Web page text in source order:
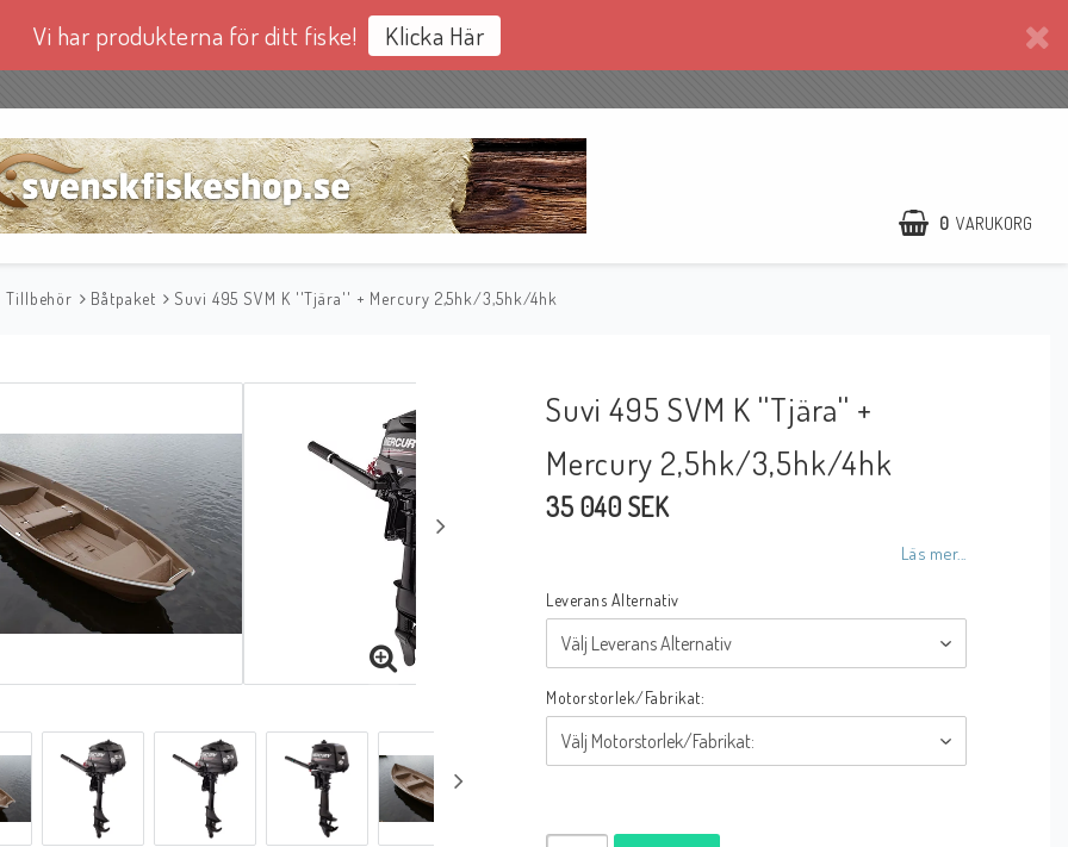
Vi har produkterna för ditt fiske! Klicka Här
0 VARUKORG
Tillbehör Båtpaket Suvi 495 SVM K ''Tjära'' + Mercury 2,5hk/3,5hk/4hk
Suvi 495 SVM K ''Tjära'' +
Mercury 2,5hk/3,5hk/4hk
35 040 SEK
Läs mer...
Leverans Alternativ
Motorstorlek/Fabrikat: